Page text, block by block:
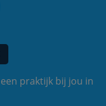
praktijk bij jou in